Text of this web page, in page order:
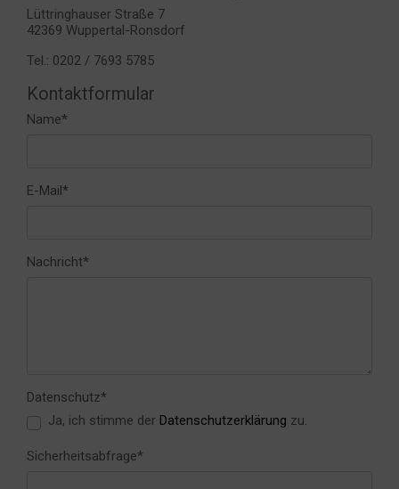
Lüttringhauser Straße 7
42369 Wuppertal-Ronsdorf
Tel.: 0202 / 7693 5785
Kontaktformular
Pflichtfeld
Name*
Pflichtfeld
E-Mail*
Pflichtfeld
Nachricht*
Pflichtfeld
Datenschutz*
Ja, ich stimme der Datenschutzerklärung zu.
Pflichtfeld
Sicherheitsabfrage*